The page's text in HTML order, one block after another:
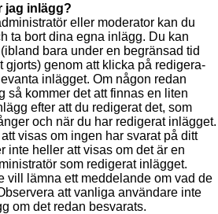
jag inlägg?
eller moderator kan du
ta bort dina egna inlägg. Du kan
bara under en begränsad tid
gjorts) genom att klicka på redigera-
inlägget. Om någon redan
så kommer det att finnas en liten
efter att du redigerat det, som
och när du har redigerat inlägget.
visas om ingen har svarat på ditt
inte heller att visas om det är en
som redigerat inlägget.
vill lämna ett meddelande om vad de
att vanliga användare inte
om det redan besvarats.